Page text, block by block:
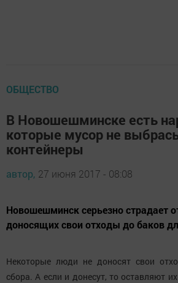
ОБЩЕСТВО
В Новошешминске есть
которые мусор не
контейнеры
автор, 27 июня 2017 - 08:08
Новошешминск серьезно страдает
доносящих свои отходы до баков
Некоторые люди не доносят свои
сбора. А если и донесут, то оставляют